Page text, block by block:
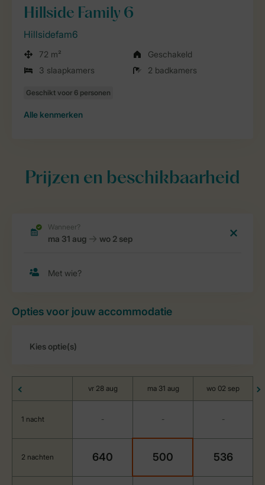
Hillside Family 6
Hillsidefam6
72 m²
Geschakeld
3 slaapkamers
2 badkamers
Alle kenmerken
Prijzen en beschikbaarheid
Opties voor jouw accommodatie
vr 28 aug ma 31 aug wo 02 sep
1 nacht - - -
2 nachten 640 500 536